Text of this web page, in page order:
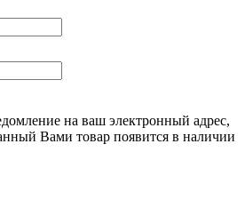
на ваш электронный адрес,
Вами товар появится в наличии